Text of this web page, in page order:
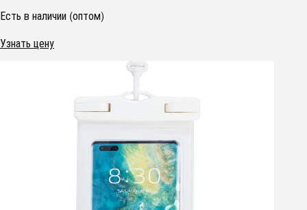
Есть в наличии (оптом)
Узнать цену